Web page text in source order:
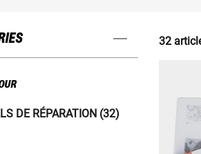
DE RÉPARATION (32)
32